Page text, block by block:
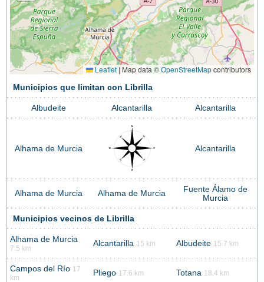
Leaflet | Map data ©OpenStreetMapcontributors
Municipios que limitan con Librilla
Albudeite Alcantarilla Alcantarilla
Alhama de Murcia Alcantarilla
Alhama de Murcia Alhama de Murcia
Fuente Álamo de
Murcia
Municipios vecinos de Librilla
Alhama de Murcia
7.5 km
Alcantarilla 15 km Albudeite 15.7 km
Campos del Río 17
km
Pliego 17.6 km Totana 18.4 km